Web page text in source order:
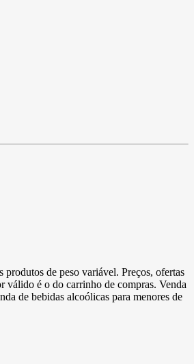
produtos de peso variável. Preços, ofertas
válido é o do carrinho de compras. Venda
de bebidas alcoólicas para menores de